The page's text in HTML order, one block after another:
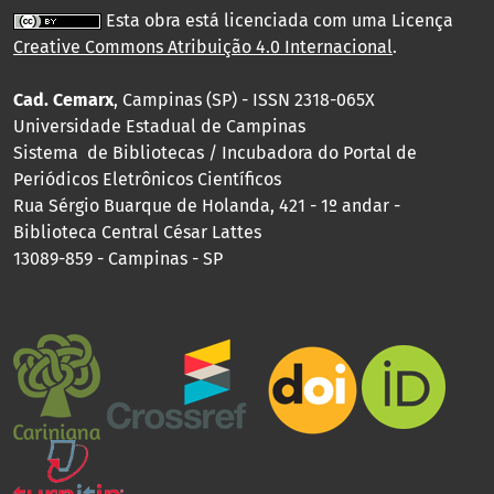
Esta obra está licenciada com uma Licença
Creative Commons Atribuição 4.0 Internacional.
Cad. Cemarx, Campinas (SP) - ISSN 2318-065X
Universidade Estadual de Campinas
Sistema de Bibliotecas / Incubadora do Portal de
Periódicos Eletrônicos Científicos
Rua Sérgio Buarque de Holanda, 421 - 1º andar -
Biblioteca Central César Lattes
13089-859 - Campinas - SP